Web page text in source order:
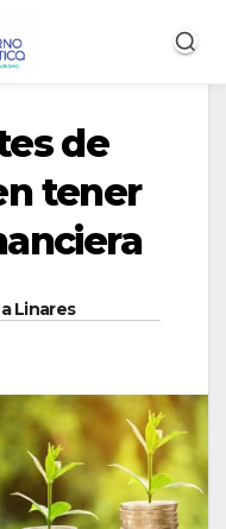
de
tener
Linares